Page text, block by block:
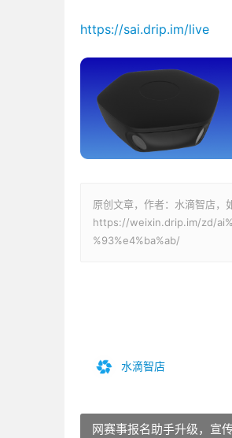
https://sai.drip.im/live
原创文章，作者：水滴智店，
https://weixin.drip.im/zd/
%93%e4%ba%ab/
水滴智店
网赛事报名助手升级，宣